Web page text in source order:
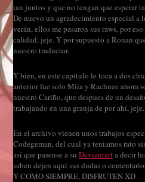
tan juntos y que no tengan que esperar
De nuevo un agradecimiento especial a
verán, ellos me pasaron sus raws, por
calidad, jeje. Y por supuesto a Ronan
nuestro traductor.
Y bien, en este capitulo le toca a dos
anterior fue solo Miia y Rachnee ahora
nuestro Cariño, que despues de un
trabajando en una granja de por ahí, jeje.
En el archivo vienen unos trabajos
Codegeman, del cual ya teniamos rato
así que pasense a suDeviantarta decir
saben dejen aquí sus dudas o
Y COMO SIEMPRE, DISFRUTEN XD